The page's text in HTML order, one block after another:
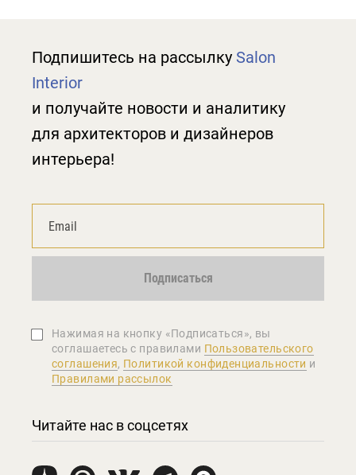
Подпишитесь на рассылку Salon
Interior
и получайте новости и аналитику
для архитекторов и дизайнеров
интерьера!
Подписаться
Нажимая на кнопку «Подписаться», вы
соглашаетеcь с правилами Пользовательского
соглашения, Политикой конфиденциальности и
Правилами рассылок
Читайте нас в соцсетях